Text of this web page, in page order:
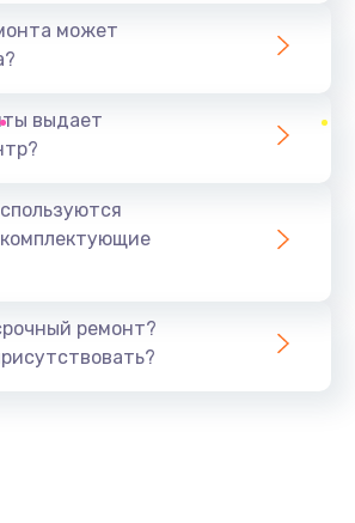
1400 руб.
аудио разъема
аудиокодека
Заказать
может
выдает
ремонт?